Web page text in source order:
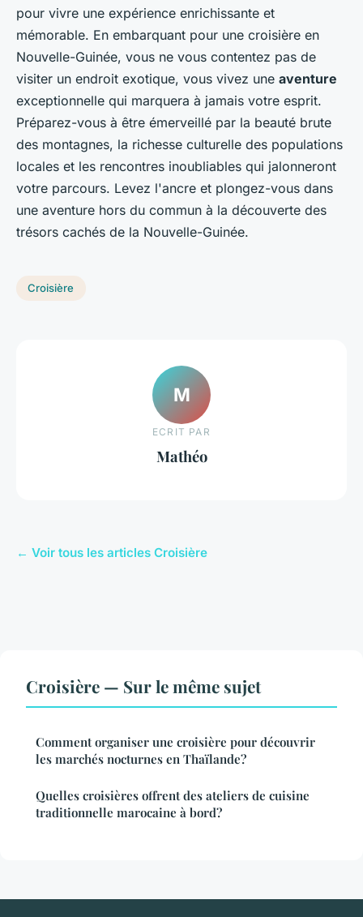
pour vivre une expérience enrichissante et
mémorable. En embarquant pour une croisière en
Nouvelle-Guinée, vous ne vous contentez pas de
visiter un endroit exotique, vous vivez une aventure
exceptionnelle qui marquera à jamais votre esprit.
Préparez-vous à être émerveillé par la beauté brute
des montagnes, la richesse culturelle des populations
locales et les rencontres inoubliables qui jalonneront
votre parcours. Levez l'ancre et plongez-vous dans
une aventure hors du commun à la découverte des
trésors cachés de la Nouvelle-Guinée.
Croisière
M
ECRIT PAR
Mathéo
← Voir tous les articles Croisière
Croisière — Sur le même sujet
Comment organiser une croisière pour découvrir
les marchés nocturnes en Thaïlande?
Quelles croisières offrent des ateliers de cuisine
traditionnelle marocaine à bord?